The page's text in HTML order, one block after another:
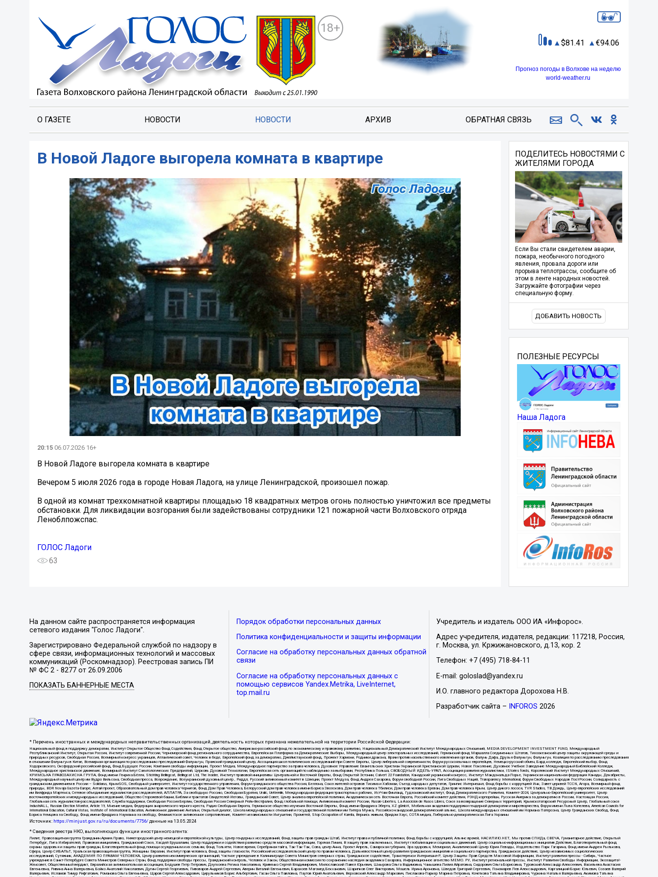
18+
81.41 94.06
Прогноз погоды в Волхове на неделю
world-weather.ru
О ГАЗЕТЕ НОВОСТИ НОВОСТИ АРХИВ ОБРАТНАЯ СВЯЗЬ
В Новой Ладоге выгорела комната в квартире
20:15 06.07.2026 16+
В Новой Ладоге выгорела комната в квартире
Вечером 5 июля 2026 года в городе Новая Ладога, на улице Ленинградской, произошел пожар.
В одной из комнат трехкомнатной квартиры площадью 18 квадратных метров огонь полностью уничтожил все предметы
обстановки. Для ликвидации возгорания были задействованы сотрудники 121 пожарной части Волховского отряда
Леноблпожспас.
ГОЛОС Ладоги
63
ПОДЕЛИТЕСЬ НОВОСТЯМИ С
ЖИТЕЛЯМИ ГОРОДА
Если Вы стали свидетелем аварии,
пожара, необычного погодного
явления, провала дороги или
прорыва теплотрассы, сообщите об
этом в ленте народных новостей.
Загружайте фотографии через
специальную форму.
ДОБАВИТЬ НОВОСТЬ
ПОЛЕЗНЫЕ РЕСУРСЫ
Наша Ладога
На данном сайте распространяется информация
сетевого издания "Голос Ладоги".
Зарегистрировано Федеральной службой по надзору в
сфере связи, информационных технологий и массовых
коммуникаций (Роскомнадзор). Реестровая запись ПИ
№ ФС 2 - 8277 от 26.09.2006
ПОКАЗАТЬ БАННЕРНЫЕ МЕСТА
Порядок обработки персональных данных
Политика конфиденциальности и защиты информации
Согласие на обработку персональных данных обратной
связи
Согласие на обработку персональных данных с
помощью сервисов Yandex.Metrika, LiveInternet,
top.mail.ru
Учредитель и издатель ООО ИА «Инфорос».
Адрес учредителя, издателя, редакции: 117218, Россия,
г. Москва, ул. Кржижановского, д.13, кор. 2
Телефон: +7 (495) 718-84-11
E-mail: goloslad@yandex.ru
И.О. главного редактора Дорохова Н.В.
Разработчик сайта – INFOROS 2026
* Перечень иностранных и международных неправительственных организаций, деятельность которых признана нежелательной на территории Российской Федерации:
Национальный фонд в поддержку демократии, Институт Открытое Общество Фонд Содействия, Фонд Открытое общество, Американо-российский фонд по экономическому и правовому развитию, Национальный Демократический Институт Международных Отношений, MEDIA DEVELOPMENT INVESTMENT FUND, Международный
Республиканский Институт, Открытая Россия, Институт современной России, Черноморский фонд регионального сотрудничества, Европейская Платформа за Демократические Выборы, Международный центр электоральных исследований, Германский фонд Маршалла Соединенных Штатов, Тихоокеанский центр защиты окружающей среды и
природных ресурсов, Свободная Россия, Всемирный конгресс украинцев, Атлантический совет, Человек в беде, Европейский фонд за демократию, Джеймстаунский фонд, Прожект Хармони, Родники дракона, Врачи против насильственного извлечения органов, Фалунь Дафа, Друзья Фалуньгун, Фалуньгун, Коалиция по расследованию преследования
в отношении Фалуньгун в Китае, Всемирная организация по расследованию преследований Фалуньгун, Пражский гражданский центр, Ассоциация школ политических исследований при Совете Европы, Центр либеральной современности, Форум русскоязычных европейцев, Немецко-русский обмен, Бард колледж, Европейский выбор, Фонд
Ходорковского, Оксфордский российский фонд, Фонд Будущее России, Компания свободы информации, Проект Медиа, Международное партнерство за права человека, Духовное Управление Евангельских Христиан Украинской Христианской Церкви, Новое Поколение, Духовное Учебное Заведение Международный Библейский Колледж,
Международное христианское движение, Всемирный Институт Саентологических Предприятий, Церковь Духовной Технологии, Европейская сеть организаций по наблюдению за выборами, Республика Польша, СВОБОДНЫЙ ИДЕЛЬ-УРАЛ, Ассоциация развития журналистики, IStories fonds, Королевский Институт Международных Отношений,
КРИМСЬКА ПРАВОЗАХИСНА ГРУПА, Фонд имени Генриха Бёлля, Stichting Bellingcat, Bellingcat Ltd, The Insider, Институт правовой инициативы Центральной и Восточной Европы, Фонд Открытой Эстонии, Calvert 22 Foundation, Канадский украинский конгресс, Институт Макдональда-Лорье, Украинская национальная федерация Канады, Декабристы,
Международный научный центр им Вудро Вильсона, Свободная пресса, Возрождение, Всеукраинский духовный центр , Риддл, Русский антивоенный комитет в Швеции, Проект Медуза, Фонд Андрея Сахарова, Форум свободной России, Лига Свободных Наций, Transparеncy International, Форум Свободных Народов ПостРоссии, Солидарность с
гражданским движением в России – Solidarus, КрымSOS, Свободный университет, Институт государственного управления, Форум гражданского общества Россия, Беллона, Союз жителей островов Тисима и Хабомаи, Съезд народных депутатов, Гринпис Интернешнл, Фонд борьбы с коррупцией Инк, Завет церквей TCCN, Агора, Всемирный фонд
природы, BDR Novaja Gazeta-Europe, Алтай проект, Образовательный дом прав человека Чернигов, Фонд Дом Прав Человека, Белорусский дом прав человека имени Бориса Звозскова, Дом прав человека Тбилиси, Дом прав человека Ереван, Дом прав человека Крым, Центр дикого лосося, TVR Studios, ТВ Дождь, Центр европейских исследований
им Вилфрида Мартенса, Сетевое объединение журналистов расследователей, АЛЛАТРА, За свободную Россию, Свободная Бурятия, Uralic, UnKremlin, Международная федерация транспортных рабочих, ИстЧам Финланд, Гудзоновский институт, Фонд Демократического Развития, Комитет-2024, Центрально-Европейский университет, Центр
восточноевропейских и международных исследований, Общество Сторожевой башни, Библии и трактатов Свидетелей Иеговы, Гражданский Совет, Центр анализа европейской политики, Академическая сеть Восточная Европа, Российский комитет действия, РЭНД корпорейшн, Русская Америка за демократию в России, Настоящая Россия,
Глобальная сеть журналистов-расследователей, Служба поддержки, Свободная Россия Берлин, Свободная Россия Северный Рейн-Вестфалия, Фонд глобальной помощи, Антивоенный комитет России, Russie-Libertes, La Asocicion de Rusos Libres, Союз за возвращение Северных территорий, Крымскотатарский Ресурсный Центр, Глобальный союз
IndustriALL, Russian Election Monitor, Article 19, Мнение медиа, Федерация анархического черного креста, Радио Свободная Европа, Германское общество изучения Восточной Европы, Фонд имени Фридриха Эберта, XZ gGmbH, Мобильная академия поддержки гендерной демократии и миротворчества, Форум имени Льва Копелева, American Councils for
International Education, Cultural Vistas, Institute of International Education, Антивоенное движение Антальи, Открытый диалог, Школа международных отношений и государственной политики им Питера Мунка, Российско-канадский демократический альянс, Школа международных отношений им Нормана Патерсона, Центр Гражданских Свобод, Фонд
Бориса Немцова за Свободу, Фонд имени Фридриха Науманна за свободу, Феминистское антивоенное сопротивление, Комитет независимости Ингушетии, Прометей, Stop Occupation of Karelia, Вернись живым, Фридом Хаус, СОТА медиа, Либерально-демократическая Лига Украины
Источник: https://minjust.gov.ru/ru/documents/7756/данные на 13.05.2024
* Сведения реестра НКО, выполняющих функции иностранного агента:
Лилит, Правозащитная группа Гражданин.Армия.Право, Нижегородский центр немецкой и европейской культуры, Центр гендерных исследований, Фонд защиты прав граждан Штаб, Институт права и публичной политики, Фонд борьбы с коррупцией, Альянс врачей, НАСИЛИЮ.НЕТ, Мы против СПИДа, СВЕЧА, Гуманитарное действие, Открытый
Петербург, Лига Избирателей, Правовая инициатива, Гражданский Союз, Хасдей Ерушалаим, Центр поддержки и содействия развитию средств массовой информации, Горячая Линия, В защиту прав заключенных, Институт глобализации и социальных движений, Центр социально-информационных инициатив Действие, Благотворительный фонд
охраны здоровья и защиты прав граждан, Благотворительный фонд помощи осужденным и их семьям, Фонд Тольятти, Новое время, Серебряная тайга, Так-Так-Так, Сова, центр Анна, Проект Апрель, Самарская губерния, Эра здоровья, Мемориал, Аналитический Центр Юрия Левады, Издательство Парк Гагарина, Фонд имени Андрея Рылькова,
Сфера, Центр СИБАЛЬТ, Уральская правозащитная группа, Женщины Евразии, Институт прав человека, Фонд защиты гласности, Российский исследовательский центр по правам человека, Дальневосточный центр развития гражданских инициатив и социального партнерства, Гражданское действие, Центр независимых социологических
исследований, Сутяжник, АКАДЕМИЯ ПО ПРАВАМ ЧЕЛОВЕКА, Центр развития некоммерческих организаций, Частное учреждение в Калининграде Совета Министров северных стран, Гражданское содействие, Трансперенси Интернешнл-Р, Центр Защиты Прав Средств Массовой Информации, Институт развития прессы - Сибирь, Частное
учреждение в Санкт-Петербурге Совета Министров Северных Стран, Фонд поддержки свободы прессы, Гражданский контроль, Человек и Закон, Общественная комиссия по сохранению наследия академика Сахарова, Информационное агентство МЕМО. РУ, Институт региональной прессы, Институт Развития Свободы Информации, Экозащита!-
Женсовет, Общественный вердикт, Евразийская антимонопольная ассоциация, Бедушев Петр Петрович, Дзугкоева Регина Николаевна, Кривенко Сергей Владимирович, Милославский Павел Юрьевич, Шнырова Ольга Вадимовна, Чанышева Лилия Айратовна, Сидорович Ольга Борисовна, Туровский Александр Алексеевич, Васильева Анастасия
Евгеньевна, Ривина Анна Валерьевна, Бойко Анатолий Николаевич, Дугин Сергей Георгиевич, Пивоваров Андрей Сергеевич, Аверин Виталий Евгеньевич, Барахоев Магомед Бекханович, Шарипков Олег Викторович, Мошель Ирина Ароновна, Шведов Григорий Сергеевич, Пономарев Лев Александрович, Каргалицкий Борис Юльевич, Созаев Валерий
Валерьевич, Исламов Тимур Рифгатович, Романова Ольга Евгеньевна, Щаров Сергей Алексадрович, Цирульников Борис Альбертович, Гасан Ольга Павловна, Паутов Юрий Анатольевич, Верховский Александр Маркович, Пислакова-Паркер Марина Петровна, Кочеткова Татьяна Владимировна, Чуркина Наталья Валерьевна, Акимова Татьяна